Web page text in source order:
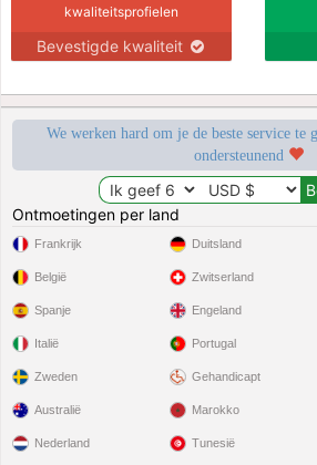
kwaliteitsprofielen
Bevestigde kwaliteit
We werken hard om je de beste service te
ondersteunend
Ontmoetingen per land
Frankrijk
België
Spanje
Italië
Zweden
Duitsland
Zwitserland
Engeland
Portugal
Gehandicapt
Australië
Nederland
Marokko
Tunesië